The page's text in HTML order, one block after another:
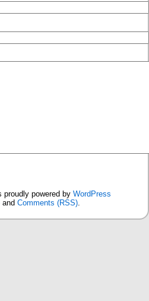
proudly powered by WordPress
and Comments (RSS).